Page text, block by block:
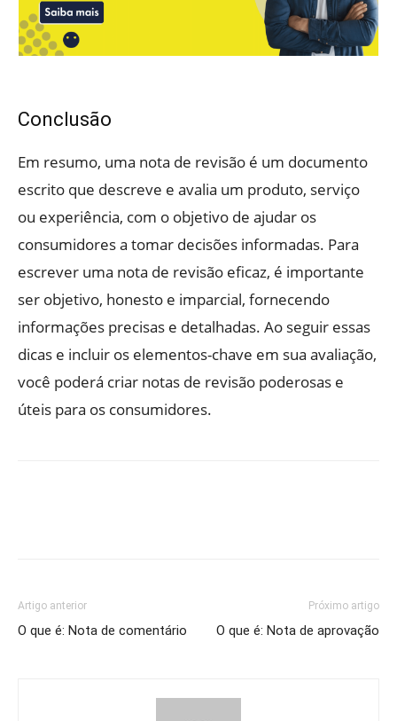
Conclusão
Em resumo, uma nota de revisão é um documento
escrito que descreve e avalia um produto, serviço
ou experiência, com o objetivo de ajudar os
consumidores a tomar decisões informadas. Para
escrever uma nota de revisão eficaz, é importante
ser objetivo, honesto e imparcial, fornecendo
informações precisas e detalhadas. Ao seguir essas
dicas e incluir os elementos-chave em sua avaliação,
você poderá criar notas de revisão poderosas e
úteis para os consumidores.
Artigo anterior
O que é: Nota de comentário
Próximo artigo
O que é: Nota de aprovação